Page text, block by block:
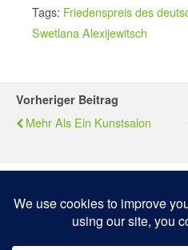
Tags: Friedenspreis des
Swetlana Alexijewitsch
Vorheriger Beitrag
Mehr Als Ein Kunstsalon
Zum